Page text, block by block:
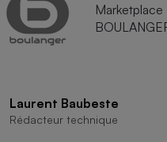
Marketplace
Laurent Baubeste
Rédacteur technique